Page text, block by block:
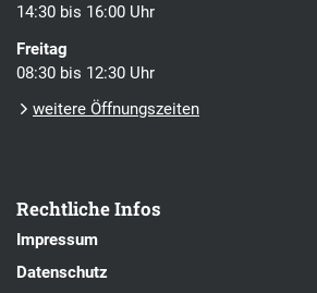
14:30 bis 16:00 Uhr
Freitag
08:30 bis 12:30 Uhr
weitere Öffnungszeiten
Rechtliche Infos
Impressum
Datenschutz